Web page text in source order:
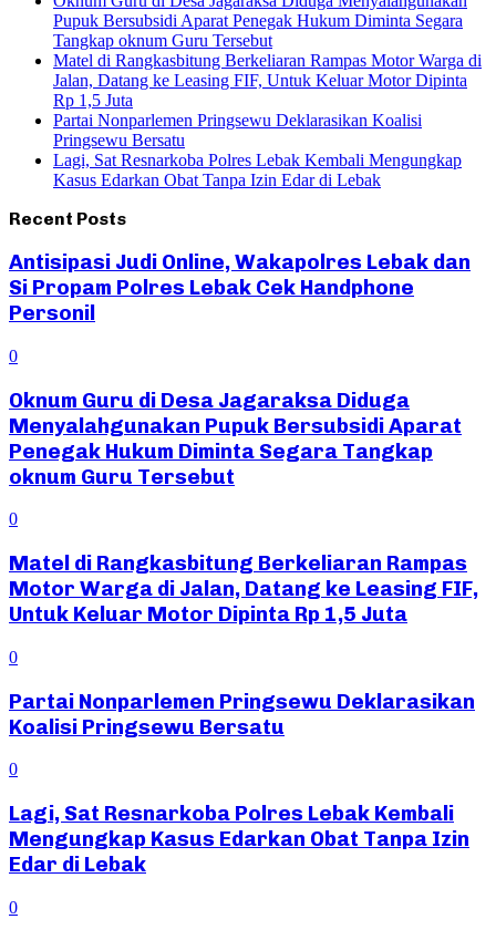
Pupuk Bersubsidi Aparat Penegak Hukum Diminta Segara
Tangkap oknum Guru Tersebut
Matel di Rangkasbitung Berkeliaran Rampas Motor Warga di
Jalan, Datang ke Leasing FIF, Untuk Keluar Motor Dipinta
Rp 1,5 Juta
Partai Nonparlemen Pringsewu Deklarasikan Koalisi
Pringsewu Bersatu
Lagi, Sat Resnarkoba Polres Lebak Kembali Mengungkap
Kasus Edarkan Obat Tanpa Izin Edar di Lebak
Recent Posts
Antisipasi Judi Online, Wakapolres Lebak dan
Si Propam Polres Lebak Cek Handphone
Personil
0
Oknum Guru di Desa Jagaraksa Diduga
Menyalahgunakan Pupuk Bersubsidi Aparat
Penegak Hukum Diminta Segara Tangkap
oknum Guru Tersebut
0
Matel di Rangkasbitung Berkeliaran Rampas
Motor Warga di Jalan, Datang ke Leasing FIF,
Untuk Keluar Motor Dipinta Rp 1,5 Juta
0
Partai Nonparlemen Pringsewu Deklarasikan
Koalisi Pringsewu Bersatu
0
Lagi, Sat Resnarkoba Polres Lebak Kembali
Mengungkap Kasus Edarkan Obat Tanpa Izin
Edar di Lebak
0